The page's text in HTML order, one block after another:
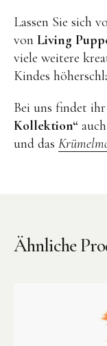
Lassen Sie sich
von Living
viele weitere
Kindes
Bei uns findet ihr
Kollektion“
und das
Ähnliche